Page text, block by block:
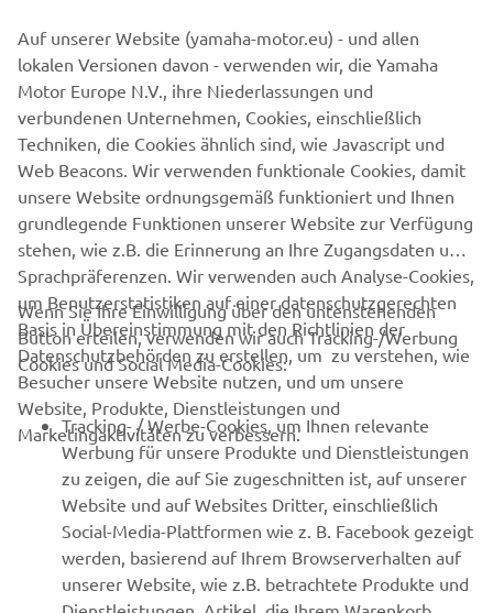
MEHR VON YAMAHA
SUPPORT
NEWSLETTER
Erfahre als Erster von den neuesten Angeboten,
Sonderveranstaltungen, Neuerscheinungen und vielem mehr.
ABONNIEREN
Lesen Sie unsere Datenschutzrichtlinie, um zu erfahren, wie wir
Ihre persönlichen Daten verarbeiten: Datenschutzerklärung
Germany (German)
Auf unserer Website (yamaha-motor.eu) - und allen
lokalen Versionen davon - verwenden wir, die Yamaha
Motor Europe N.V., ihre Niederlassungen und
verbundenen Unternehmen, Cookies, einschließlich
Techniken, die Cookies ähnlich sind, wie Javascript und
Web Beacons. Wir verwenden funktionale Cookies, damit
unsere Website ordnungsgemäß funktioniert und Ihnen
grundlegende Funktionen unserer Website zur Verfügung
stehen, wie z.B. die Erinnerung an Ihre Zugangsdaten und
Sprachpräferenzen. Wir verwenden auch Analyse-Cookies,
um Benutzerstatistiken auf einer datenschutzgerechten
Basis in Übereinstimmung mit den Richtlinien der
Datenschutzbehörden zu erstellen, um zu verstehen, wie
Besucher unsere Website nutzen, und um unsere
Website, Produkte, Dienstleistungen und
Marketingaktivitäten zu verbessern.
Wenn Sie Ihre Einwilligung über den untenstehenden
Button erteilen, verwenden wir auch Tracking-/Werbung
Cookies und Social Media-Cookies:
Tracking- / Werbe-Cookies, um Ihnen relevante
Werbung für unsere Produkte und Dienstleistungen
zu zeigen, die auf Sie zugeschnitten ist, auf unserer
Website und auf Websites Dritter, einschließlich
Social-Media-Plattformen wie z. B. Facebook gezeigt
werden, basierend auf Ihrem Browserverhalten auf
unserer Website, wie z.B. betrachtete Produkte und